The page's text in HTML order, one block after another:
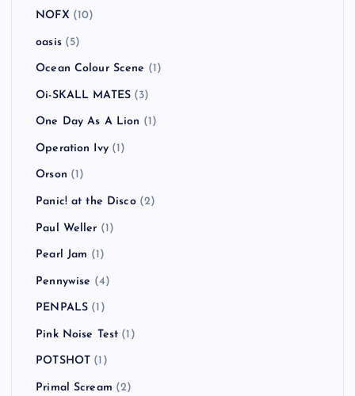
NOFX (10)
oasis(5)
Ocean Colour Scene (1)
Oi-SKALL MATES (3)
One Day As A Lion (1)
Operation Ivy(1)
Orson (1)
Panic! at the Disco(2)
Paul Weller (1)
Pearl Jam (1)
Pennywise (4)
PENPALS (1)
Pink Noise Test (1)
POTSHOT (1)
Primal Scream (2)